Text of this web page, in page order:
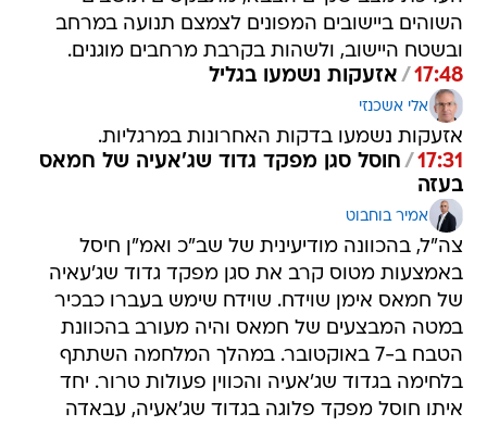
השוהים ביישובים המפונים לצמצם תנועה במרחב
ובשטח היישוב, ולשהות בקרבת מרחבים מוגנים.
17:48
/ אזעקות נשמעו בגליל
אלי אשכנזי
אזעקות נשמעו בדקות האחרונות במרגליות.
17:31
/ חוסל סגן מפקד גדוד שג'אעיה של חמאס
בעזה
אמיר בוחבוט
צה"ל, בהכוונה מודיעינית של שב"כ ואמ"ן חיסל
באמצעות מטוס קרב את סגן מפקד גדוד שג'עאיה
של חמאס אימן שוידח. שוידח שימש בעברו כבכיר
במטה המבצעים של חמאס והיה מעורב בהכוונת
הטבח ב-7 באוקטובר. במהלך המלחמה השתתף
בלחימה בגדוד שג'אעיה והכווין פעולות טרור. יחד
איתו חוסל מפקד פלוגה בגדוד שג'אעיה, עבאדה